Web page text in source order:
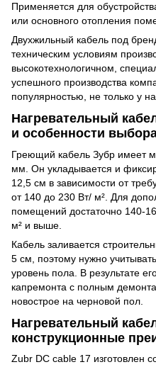
Применяется для
или основного отопления
Двухжильный кабель под
техническим условиям
высокотехнологичном,
успешного производства
популярностью, не только у
Нагревательный
и особенности
Греющий кабель Зубр имеет
мм. Он укладывается и
12,5 см в зависимости от
от 140 до 230 Вт/ м². Для
помещений достаточно 140-
м² и выше.
Кабель заливается
5 см, поэтому нужно
уровень пола. В результате
капремонта с полным
новострое на черновой пол.
Нагревательный
конструкционные
Zubr DC cable 17 изготовлен